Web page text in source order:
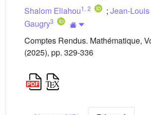
Shalom Eliahou1 , 2 ; Jean-
Gaugry3
Comptes Rendus. Mathématique,
(2025), pp. 329-336